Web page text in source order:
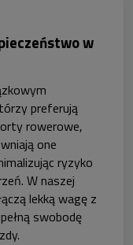
w
preferują
rowerowe,
one
ryzyko
W naszej
lekką wagę z
swobodę